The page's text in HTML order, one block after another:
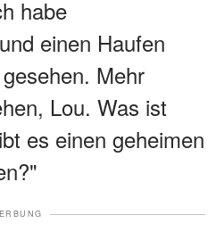
habe
einen Haufen
Mehr
Lou. Was ist
es einen geheimen